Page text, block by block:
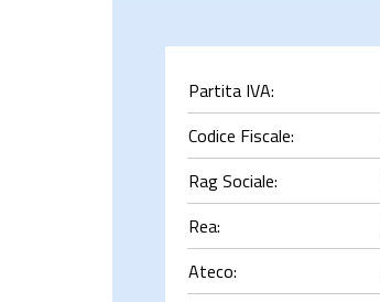
Partita IVA:
Codice Fiscale:
Rag Sociale:
Rea:
Ateco: